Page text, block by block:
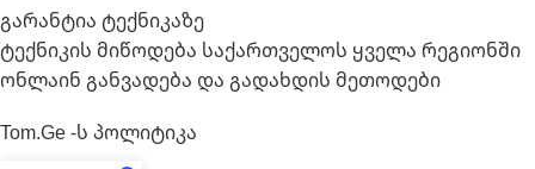
გარანტია ტექნიკაზე
ტექნიკის მიწოდება საქართველოს ყველა რეგიონში
ონლაინ განვადება და გადახდის მეთოდები
Tom.ge -ს Პოლიტიკა